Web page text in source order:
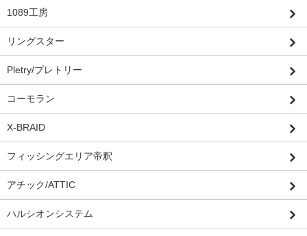
1089工房
リングスター
Pletry/プレトリー
コーモラン
X-BRAID
フィッシングエリア帝釈
アチック/ATTIC
ハルシオンシステム